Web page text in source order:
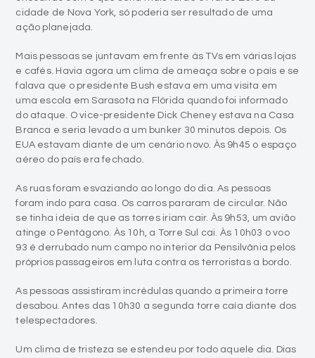
cidade de Nova York, só poderia ser resultado de uma
ação planejada.
Mais pessoas se juntavam em frente às TVs em várias lojas
e cafés. Havia agora um clima de ameaça sobre o país e se
falava que o presidente Bush estava em uma visita em
uma escola em Sarasota na Flórida quando foi informado
do ataque. O vice-presidente Dick Cheney estava na Casa
Branca e seria levado a um bunker 30 minutos depois. Os
EUA estavam diante de um cenário novo. Às 9h45 o espaço
aéreo do país era fechado.
As ruas foram esvaziando ao longo do dia. As pessoas
foram indo para casa. Os carros pararam de circular. Não
se tinha ideia de que as torres iriam cair. Às 9h53, um avião
atinge o Pentágono. Às 10h, a Torre Sul cai. Às 10h03 o voo
93 é derrubado num campo no interior da Pensilvânia pelos
próprios passageiros em luta contra os terroristas a bordo.
As pessoas assistiram incrédulas quando a primeira torre
desabou. Antes das 10h30 a segunda torre caía diante dos
telespectadores.
Um clima de tristeza se estendeu por todo aquele dia. Dias